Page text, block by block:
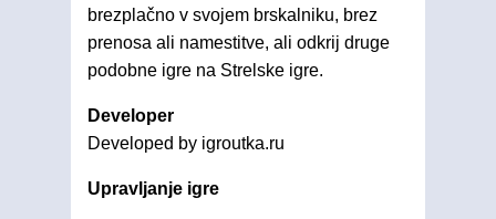
brezplačno v svojem brskalniku, brez
prenosa ali namestitve, ali odkrij druge
podobne igre na Strelske igre.
Developer
Developed by igroutka.ru
Upravljanje igre